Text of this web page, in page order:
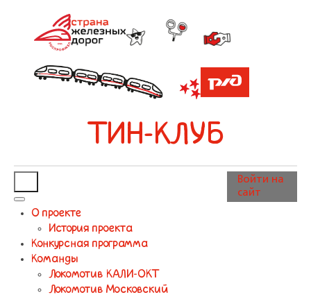
ТИН-КЛУБ
О проекте
История проекта
Конкурсная программа
Команды
Локомотив КАЛИ-ОКТ
Локомотив Московский
Войти на
сайт